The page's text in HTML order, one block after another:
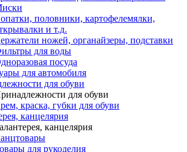
половники, картофелемялки,
и т.д.
ножей, органайзеры, подставки
для воды
посуда
для автомобиля
для обуви
для обуви
краска, губки для обуви
канцелярия
канцелярия
для рукоделия